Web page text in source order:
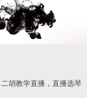
播选琴等服务。货到付